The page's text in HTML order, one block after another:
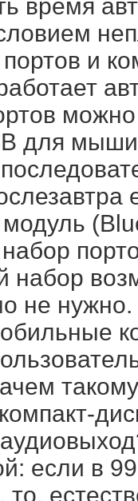
время
и
для
набор
не
если в